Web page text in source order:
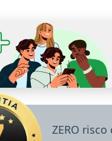
ZERO